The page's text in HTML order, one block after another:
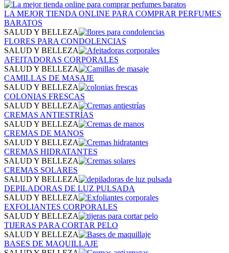
LA MEJOR TIENDA ONLINE PARA COMPRAR PERFUMES
BARATOS
SALUD Y BELLEZA
FLORES PARA CONDOLENCIAS
SALUD Y BELLEZA
AFEITADORAS CORPORALES
SALUD Y BELLEZA
CAMILLAS DE MASAJE
SALUD Y BELLEZA
COLONIAS FRESCAS
SALUD Y BELLEZA
CREMAS ANTIESTRÍAS
SALUD Y BELLEZA
CREMAS DE MANOS
SALUD Y BELLEZA
CREMAS HIDRATANTES
SALUD Y BELLEZA
CREMAS SOLARES
SALUD Y BELLEZA
DEPILADORAS DE LUZ PULSADA
SALUD Y BELLEZA
EXFOLIANTES CORPORALES
SALUD Y BELLEZA
TIJERAS PARA CORTAR PELO
SALUD Y BELLEZA
BASES DE MAQUILLAJE